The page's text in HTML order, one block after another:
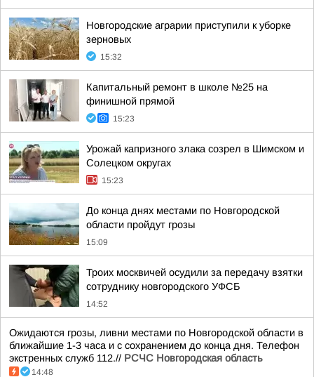
Новгородские аграрии приступили к уборке
зерновых
15:32
Капитальный ремонт в школе №25 на
финишной прямой
15:23
Урожай капризного злака созрел в Шимском и
Солецком округах
15:23
До конца днях местами по Новгородской
области пройдут грозы
15:09
Троих москвичей осудили за передачу взятки
сотруднику новгородского УФСБ
14:52
Ожидаются грозы, ливни местами по Новгородской области в
ближайшие 1-3 часа и с сохранением до конца дня. Телефон
экстренных служб 112.// РСЧС Новгородская область
14:48